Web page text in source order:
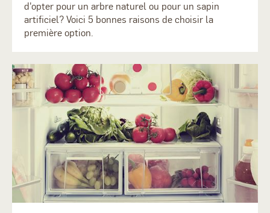
d'opter pour un arbre naturel ou pour un sapin
artificiel? Voici 5 bonnes raisons de choisir la
première option.